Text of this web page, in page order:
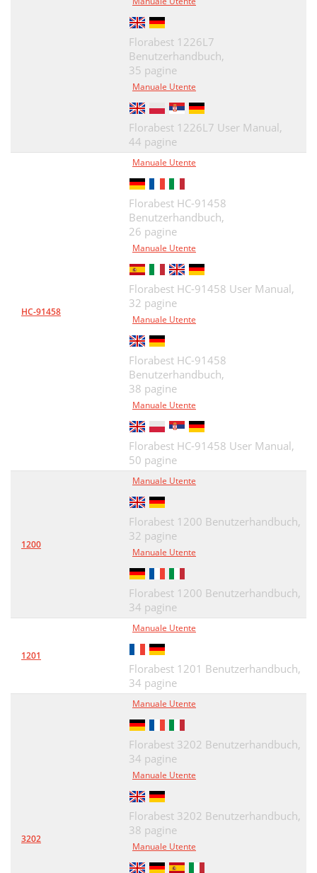
Florabest 1226L7
Benutzerhandbuch,
35 pagine
Manuale Utente
Florabest 1226L7 User Manual,
44 pagine
HC-91458
Manuale Utente
Florabest HC-91458
Benutzerhandbuch,
26 pagine
Manuale Utente
Florabest HC-91458 User Manual,
32 pagine
Manuale Utente
Florabest HC-91458
Benutzerhandbuch,
38 pagine
Manuale Utente
Florabest HC-91458 User Manual,
50 pagine
1200
Manuale Utente
Florabest 1200 Benutzerhandbuch,
32 pagine
Manuale Utente
Florabest 1200 Benutzerhandbuch,
34 pagine
1201
Manuale Utente
Florabest 1201 Benutzerhandbuch,
34 pagine
3202
Manuale Utente
Florabest 3202 Benutzerhandbuch,
34 pagine
Manuale Utente
Florabest 3202 Benutzerhandbuch,
38 pagine
Manuale Utente